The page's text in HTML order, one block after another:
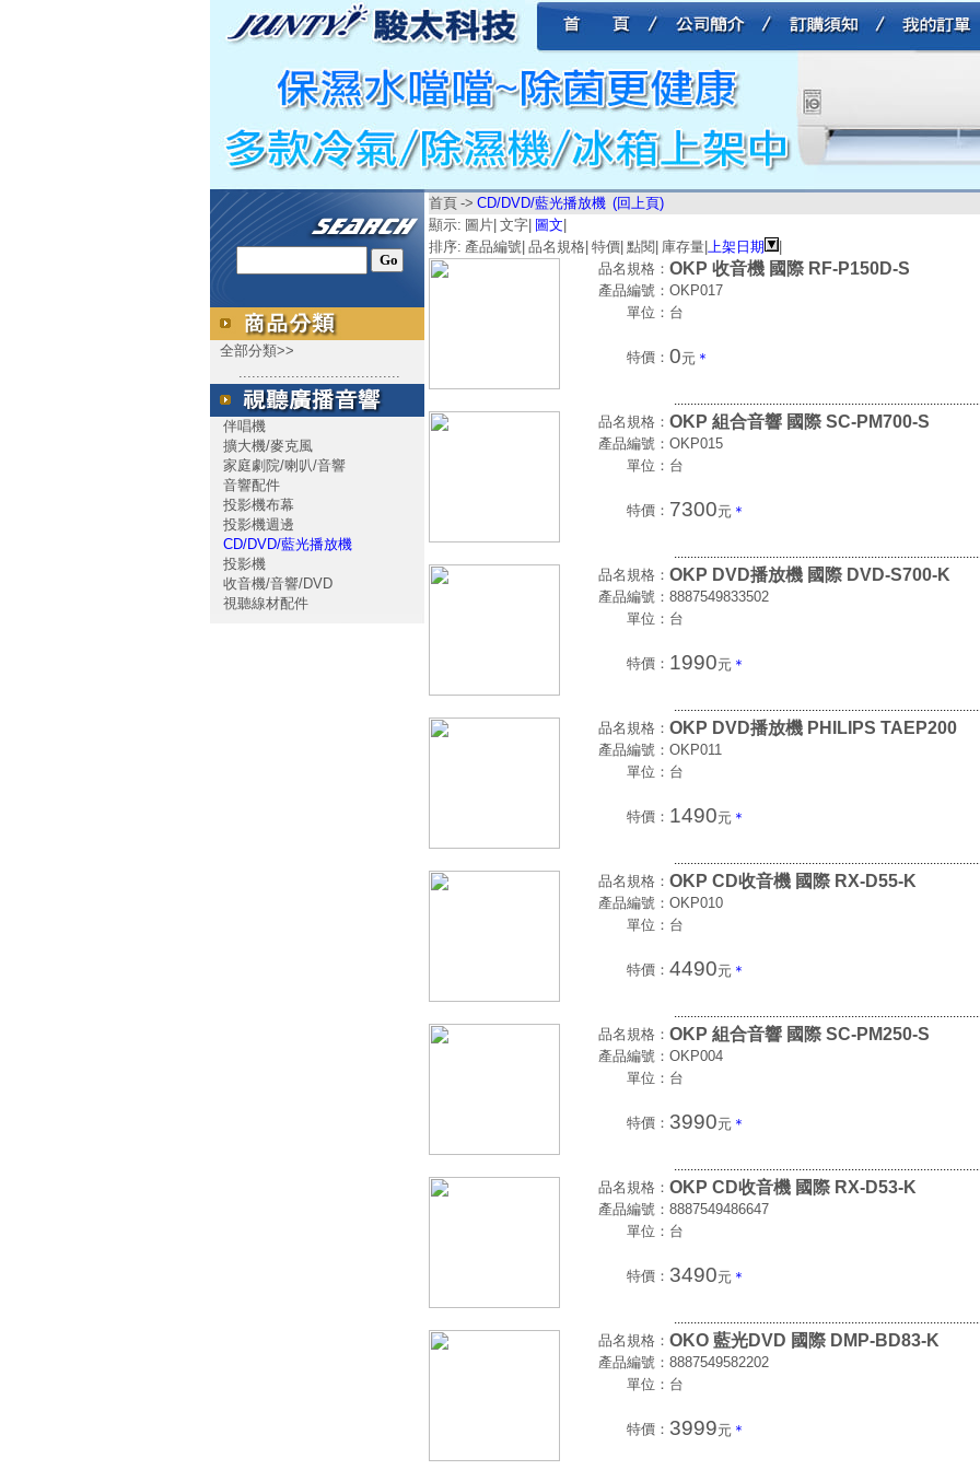
全部分類>>
.....................................
伴唱機
擴大機/麥克風
家庭劇院/喇叭/音響
音響配件
投影機布幕
投影機週邊
CD/DVD/藍光播放機
投影機
收音機/音響/DVD
視聽線材配件
首頁 -> CD/DVD/藍光播放機 (回上頁)
顯示: 圖片 文字 圖文
排序: 產品編號 品名規格 特價 點閱 庫存量 上架日期
品名規格： OKP 收音機 國際 RF-P150D-S
產品編號： OKP017
單位： 台
特價： 0元 ＊
品名規格： OKP 組合音響 國際 SC-PM700-S
產品編號： OKP015
單位： 台
特價： 7300元 ＊
品名規格： OKP DVD播放機 國際 DVD-S700-K
產品編號： 8887549833502
單位： 台
特價： 1990元 ＊
品名規格： OKP DVD播放機 PHILIPS TAEP200
產品編號： OKP011
單位： 台
特價： 1490元 ＊
品名規格： OKP CD收音機 國際 RX-D55-K
產品編號： OKP010
單位： 台
特價： 4490元 ＊
品名規格： OKP 組合音響 國際 SC-PM250-S
產品編號： OKP004
單位： 台
特價： 3990元 ＊
品名規格： OKP CD收音機 國際 RX-D53-K
產品編號： 8887549486647
單位： 台
特價： 3490元 ＊
品名規格： OKO 藍光DVD 國際 DMP-BD83-K
產品編號： 8887549582202
單位： 台
特價： 3999元 ＊